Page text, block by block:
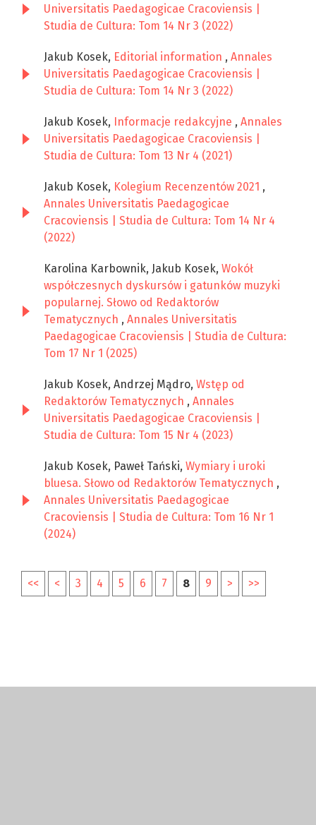
Universitatis Paedagogicae Cracoviensis |
Studia de Cultura: Tom 14 Nr 3 (2022)
Jakub Kosek, Editorial information , Annales
Universitatis Paedagogicae Cracoviensis |
Studia de Cultura: Tom 14 Nr 3 (2022)
Jakub Kosek, Informacje redakcyjne , Annales
Universitatis Paedagogicae Cracoviensis |
Studia de Cultura: Tom 13 Nr 4 (2021)
Jakub Kosek, Kolegium Recenzentów 2021 ,
Annales Universitatis Paedagogicae
Cracoviensis | Studia de Cultura: Tom 14 Nr 4
(2022)
Karolina Karbownik, Jakub Kosek, Wokół
współczesnych dyskursów i gatunków muzyki
popularnej. Słowo od Redaktorów
Tematycznych , Annales Universitatis
Paedagogicae Cracoviensis | Studia de Cultura:
Tom 17 Nr 1 (2025)
Jakub Kosek, Andrzej Mądro, Wstęp od
Redaktorów Tematycznych , Annales
Universitatis Paedagogicae Cracoviensis |
Studia de Cultura: Tom 15 Nr 4 (2023)
Jakub Kosek, Paweł Tański, Wymiary i uroki
bluesa. Słowo od Redaktorów Tematycznych ,
Annales Universitatis Paedagogicae
Cracoviensis | Studia de Cultura: Tom 16 Nr 1
(2024)
<< < 3 4 5 6 7 8 9 > >>